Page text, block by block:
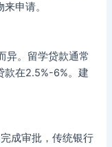
申请。
异。留学贷款通常
款在2.5%-6%。建
成审批，传统银行